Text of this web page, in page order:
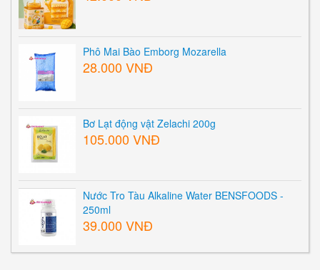
Phô Mai Bào Emborg Mozarella
28.000 VNĐ
Bơ Lạt động vật Zelachi 200g
105.000 VNĐ
Nước Tro Tàu Alkaline Water BENSFOODS -
250ml
39.000 VNĐ